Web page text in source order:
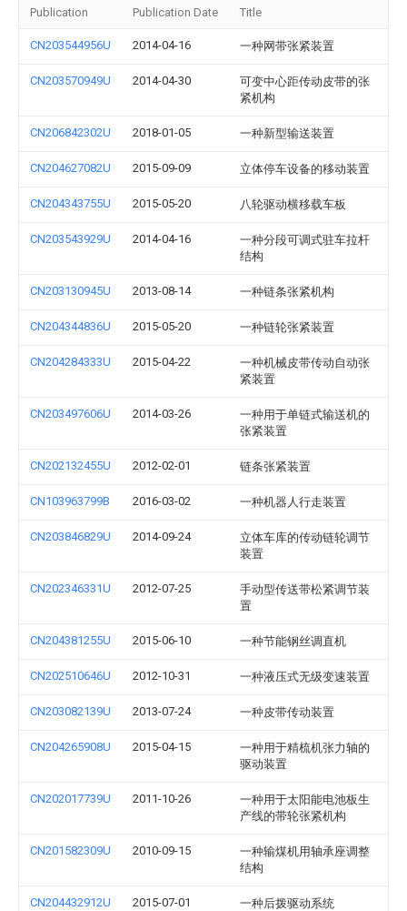
Publication Publication Date Title
CN203544956U 2014-04-16 一种网带张紧装置
CN203570949U 2014-04-30
可变中心距传动皮带的张
紧机构
CN206842302U 2018-01-05 一种新型输送装置
CN204627082U 2015-09-09 立体停车设备的移动装置
CN204343755U 2015-05-20 八轮驱动横移载车板
CN203543929U 2014-04-16
一种分段可调式驻车拉杆
结构
CN203130945U 2013-08-14 一种链条张紧机构
CN204344836U 2015-05-20 一种链轮张紧装置
CN204284333U 2015-04-22
一种机械皮带传动自动张
紧装置
CN203497606U 2014-03-26
一种用于单链式输送机的
张紧装置
CN202132455U 2012-02-01 链条张紧装置
CN103963799B 2016-03-02 一种机器人行走装置
CN203846829U 2014-09-24
立体车库的传动链轮调节
装置
CN202346331U 2012-07-25
手动型传送带松紧调节装
置
CN204381255U 2015-06-10 一种节能钢丝调直机
CN202510646U 2012-10-31 一种液压式无级变速装置
CN203082139U 2013-07-24 一种皮带传动装置
CN204265908U 2015-04-15
一种用于精梳机张力轴的
驱动装置
CN202017739U 2011-10-26
一种用于太阳能电池板生
产线的带轮张紧机构
CN201582309U 2010-09-15
一种输煤机用轴承座调整
结构
CN204432912U 2015-07-01 一种后拨驱动系统